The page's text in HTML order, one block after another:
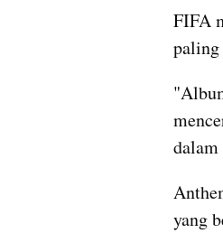
FIFA
dalam
yang